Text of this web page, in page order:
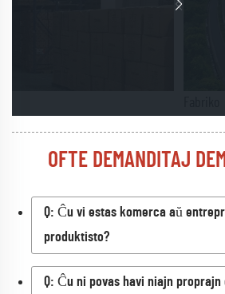
OFTE DEMANDITAJ
Q: Ĉu vi estas komerca aŭ
produktisto?
Q: Ĉu ni povas havi niajn proprajn